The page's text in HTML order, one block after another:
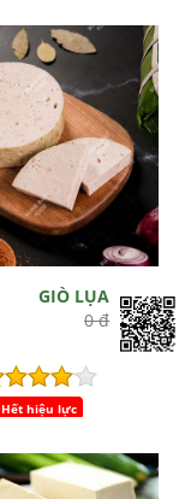
GIÒ LỤA
0 đ
Hết hiệu lực